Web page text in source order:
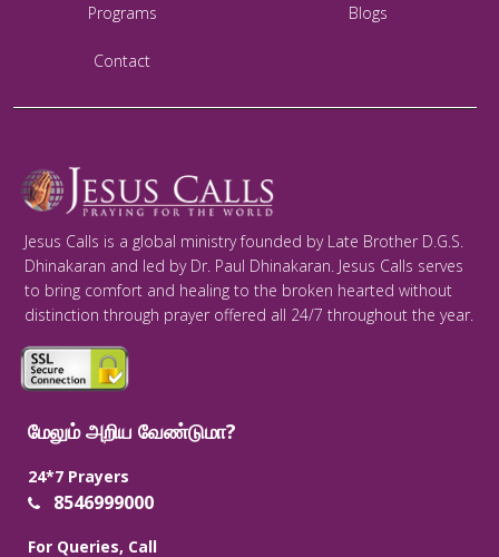
Programs Blogs
Contact
Jesus Calls is a global ministry founded by Late Brother D.G.S.
Dhinakaran and led by Dr. Paul Dhinakaran. Jesus Calls serves
to bring comfort and healing to the broken hearted without
distinction through prayer offered all 24/7 throughout the year.
மேலும் அறிய வேண்டுமா?
24*7 Prayers
8546999000
For Queries, Call